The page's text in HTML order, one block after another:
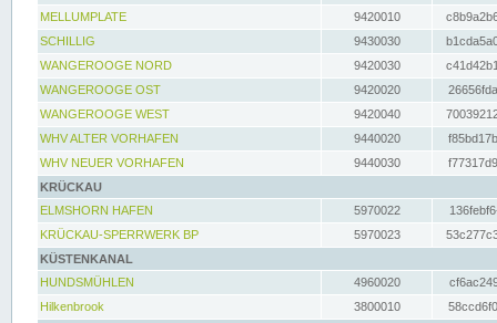
MELLUMPLATE
9420010
SCHILLIG
9430030
WANGEROOGE NORD
9420030
WANGEROOGE OST
9420020
WANGEROOGE WEST
9420040
WHV ALTER VORHAFEN
9440020
WHV NEUER VORHAFEN
9440030
KRÜCKAU
ELMSHORN HAFEN
5970022
KRÜCKAU-SPERRWERK BP
5970023
KÜSTENKANAL
HUNDSMÜHLEN
4960020
Hilkenbrook
3800010